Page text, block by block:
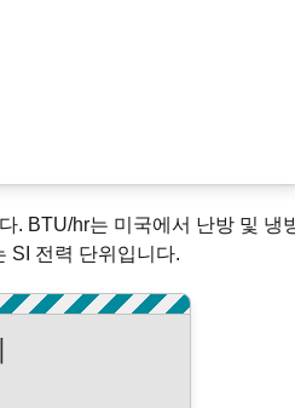
. BTU/hr는 미국에서 난방 및 냉
SI 전력 단위입니다.